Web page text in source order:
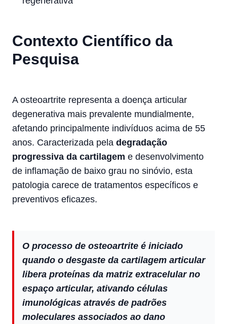
Contexto Científico da
Pesquisa
A osteoartrite representa a doença articular
degenerativa mais prevalente mundialmente,
afetando principalmente indivíduos acima de 55
anos. Caracterizada pela degradação
progressiva da cartilagem e desenvolvimento
de inflamação de baixo grau no sinóvio, esta
patologia carece de tratamentos específicos e
preventivos eficazes.
O processo de osteoartrite é iniciado
quando o desgaste da cartilagem articular
libera proteínas da matriz extracelular no
espaço articular, ativando células
imunológicas através de padrões
moleculares associados ao dano